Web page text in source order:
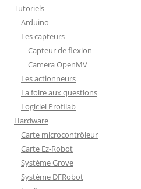
Tutoriels
Arduino
Les capteurs
Capteur de flexion
Camera OpenMV
Les actionneurs
La foire aux questions
Logiciel Profilab
Hardware
Carte microcontrôleur
Carte Ez-Robot
Système Grove
Système DFRobot